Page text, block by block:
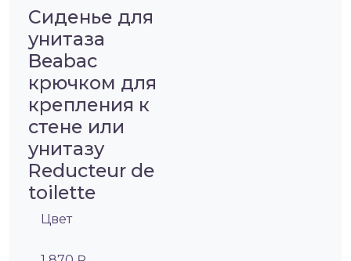
Сиденье для
унитаза
Beabaс
крючком для
крепления к
стене или
унитазу
Reducteur de
toilette
Цвет